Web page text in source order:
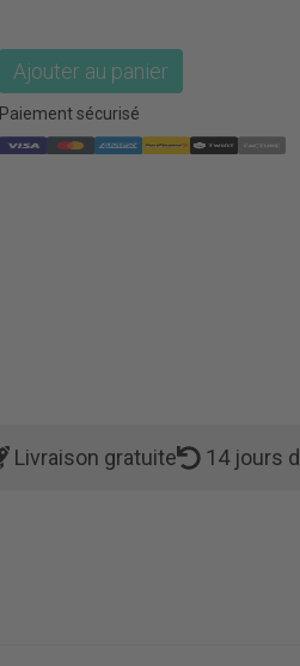
Ajouter au panier
Paiement sécurisé
Livraison gratuite 14 jours